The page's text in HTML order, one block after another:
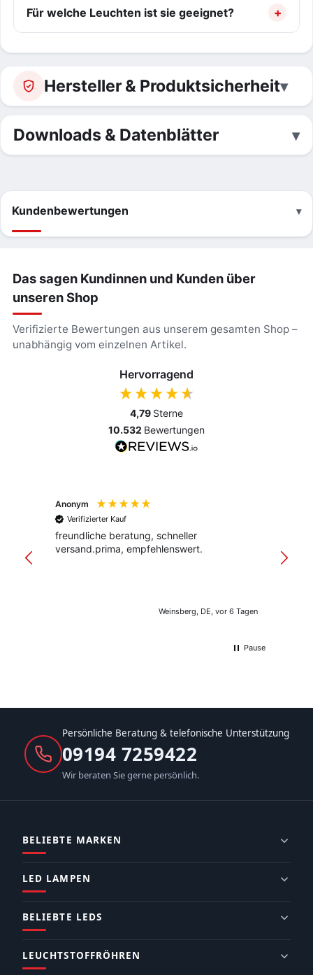
Für welche Leuchten ist sie geeignet?
Hersteller & Produktsicherheit
Downloads & Datenblätter
Kundenbewertungen
Das sagen Kundinnen und Kunden über
unseren Shop
Verifizierte Bewertungen aus unserem gesamten Shop –
unabhängig vom einzelnen Artikel.
Hervorragend
4,79 Sterne
10.532 Bewertungen
Anonym
Verifizierter Kauf
freundliche beratung, schneller
versand.prima, empfehlenswert.
Weinsberg, DE, vor 6 Tagen
klar
Pause
Persönliche Beratung & telefonische Unterstützung
09194 7259422
Wir beraten Sie gerne persönlich.
BELIEBTE MARKEN
LED LAMPEN
BELIEBTE LEDS
LEUCHTSTOFFRÖHREN